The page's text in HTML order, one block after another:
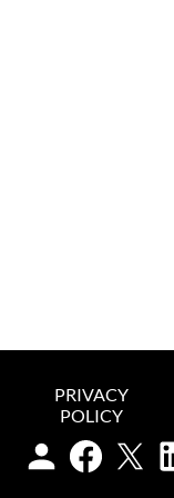
PRIVACY
POLICY